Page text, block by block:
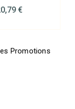
€
Promotions